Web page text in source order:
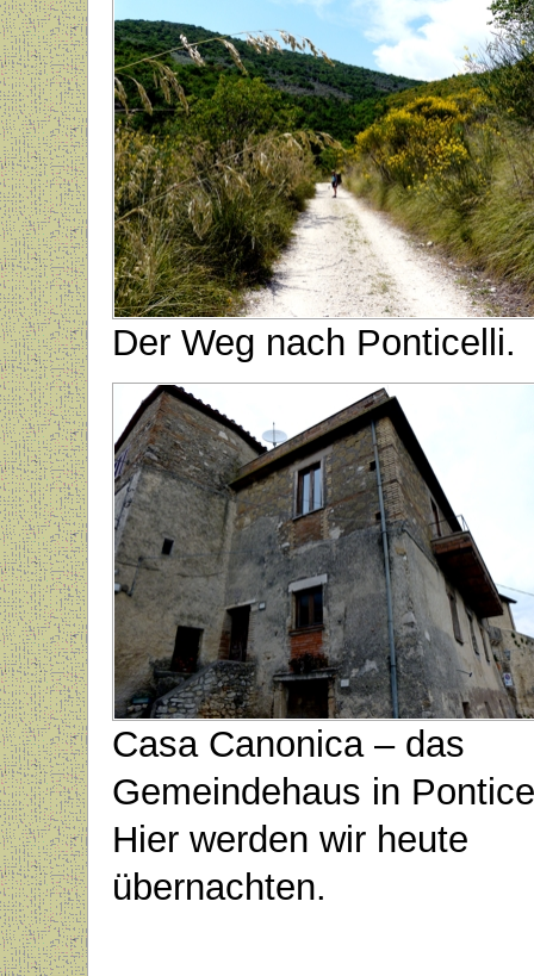
Der Weg nach Ponticelli.
Casa Canonica – das
Gemeindehaus in
Hier werden wir heute
übernachten.